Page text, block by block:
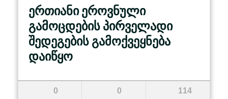
ერთიანი ეროვნული
გამოცდების პირველადი
შედეგების გამოქვეყნება
დაიწყო
0 0 114